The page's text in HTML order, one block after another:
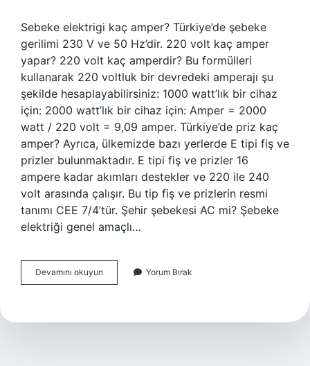
Sebeke elektrigi kaç amper? Türkiye’de şebeke
gerilimi 230 V ve 50 Hz’dir. 220 volt kaç amper
yapar? 220 volt kaç amperdir? Bu formülleri
kullanarak 220 voltluk bir devredeki amperajı şu
şekilde hesaplayabilirsiniz: 1000 watt’lık bir cihaz
için: 2000 watt’lık bir cihaz için: Amper = 2000
watt / 220 volt = 9,09 amper. Türkiye’de priz kaç
amper? Ayrıca, ülkemizde bazı yerlerde E tipi fiş ve
prizler bulunmaktadır. E tipi fiş ve prizler 16
ampere kadar akımları destekler ve 220 ile 240
volt arasında çalışır. Bu tip fiş ve prizlerin resmi
tanımı CEE 7/4’tür. Şehir şebekesi AC mi? Şebeke
elektriği genel amaçlı…
Devamını okuyun
Şebekesi
Yorum Bırak